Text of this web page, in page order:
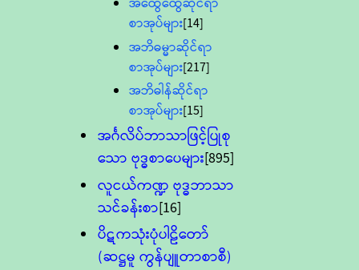
စာအုပ်များ[14]
အဘိဓမ္မာဆိုင်ရာ
စာအုပ်များ[217]
အဘိဓါန်ဆိုင်ရာ
စာအုပ်များ[15]
အင်္ဂလိပ်ဘာသာဖြင့်ပြုစု
သော ဗုဒ္ဓစာပေများ[895]
လူငယ်ကဏ္ဍ ဗုဒ္ဓဘာသာ
သင်ခန်းစာ[16]
ပိဋကသုံးပုံပါဠိတော်
(ဆဋ္ဌမူ ကွန်ပျူတာစာစီ)